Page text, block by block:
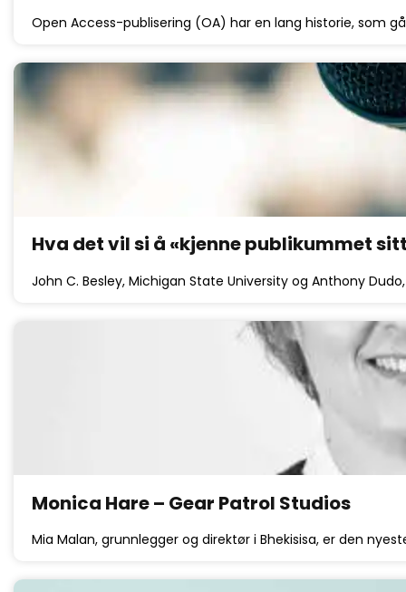
Open Access-publisering (OA) har en lang historie, som
Hva det vil si å «kjenne publikummet
John C. Besley, Michigan State University og Anthony
Monica Hare – Gear Patrol Studios
Mia Malan, grunnlegger og direktør i Bhekisisa, er den